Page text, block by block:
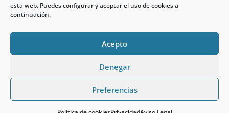
esta web. Puedes configurar y aceptar el uso de cookies a
continuación.
Acepto
Denegar
Preferencias
Teléfono: 985146502 – 647 72 54 95
calzadosmabel.com 2021 © Todos los derechos